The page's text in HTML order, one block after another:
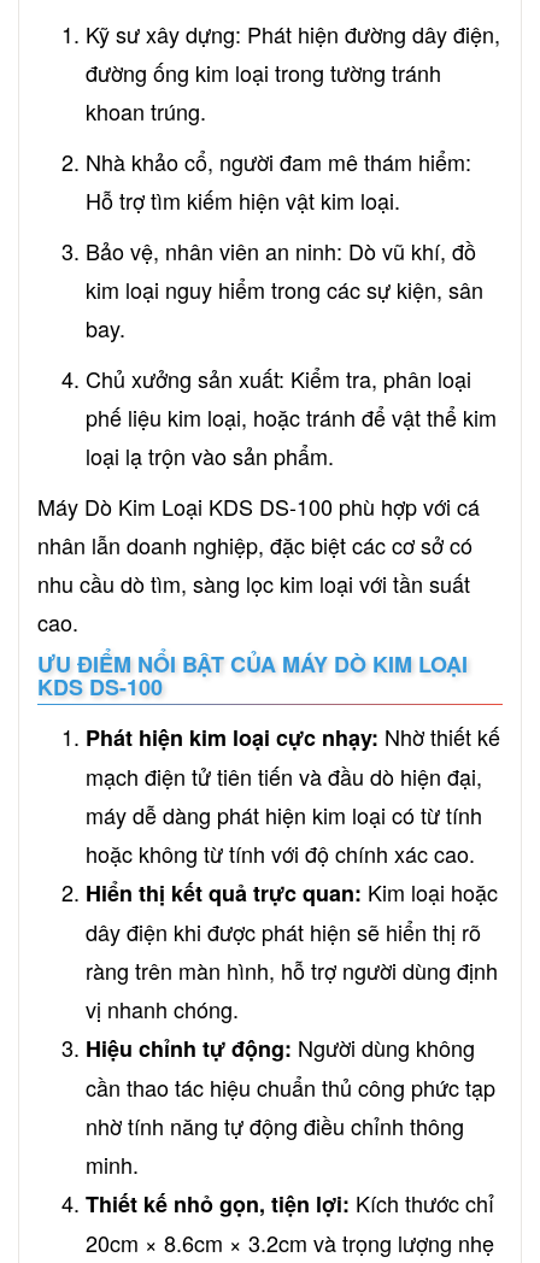
Kỹ sư xây dựng: Phát hiện đường dây điện,
đường ống kim loại trong tường tránh
khoan trúng.
Nhà khảo cổ, người đam mê thám hiểm:
Hỗ trợ tìm kiếm hiện vật kim loại.
Bảo vệ, nhân viên an ninh: Dò vũ khí, đồ
kim loại nguy hiểm trong các sự kiện, sân
bay.
Chủ xưởng sản xuất: Kiểm tra, phân loại
phế liệu kim loại, hoặc tránh để vật thể kim
loại lạ trộn vào sản phẩm.
Máy Dò Kim Loại KDS DS-100 phù hợp với cá
nhân lẫn doanh nghiệp, đặc biệt các cơ sở có
nhu cầu dò tìm, sàng lọc kim loại với tần suất
cao.
ƯU ĐIỂM NỔI BẬT CỦA MÁY DÒ KIM LOẠI
KDS DS-100
Phát hiện kim loại cực nhạy: Nhờ thiết kế
mạch điện tử tiên tiến và đầu dò hiện đại,
máy dễ dàng phát hiện kim loại có từ tính
hoặc không từ tính với độ chính xác cao.
Hiển thị kết quả trực quan: Kim loại hoặc
dây điện khi được phát hiện sẽ hiển thị rõ
ràng trên màn hình, hỗ trợ người dùng định
vị nhanh chóng.
Hiệu chỉnh tự động: Người dùng không
cần thao tác hiệu chuẩn thủ công phức tạp
nhờ tính năng tự động điều chỉnh thông
minh.
Thiết kế nhỏ gọn, tiện lợi: Kích thước chỉ
20cm × 8.6cm × 3.2cm và trọng lượng nhẹ